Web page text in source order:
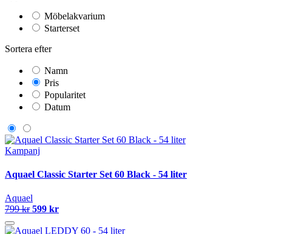
Möbelakvarium
Starterset
Sortera efter
Namn
Pris
Popularitet
Datum
Kampanj
Aquael Classic Starter Set 60 Black - 54 liter
Aquael
799 kr 599 kr